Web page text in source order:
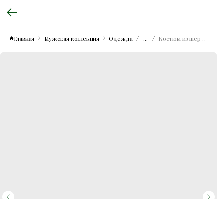
Главная Мужская коллекция Одежда ... Костюм из шерсти и хлопка